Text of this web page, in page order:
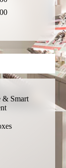
& Smart